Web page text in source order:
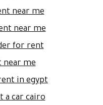
near me
near me\
for rent
near me
in egypt
a car cairo